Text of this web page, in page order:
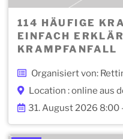
114 HÄUFIGE
EINFACH
KRAMPFANFALL
Organisiert von:
Location : online aus
31. August 2026 8:00